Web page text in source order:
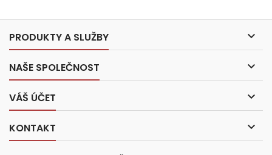
PRODUKTY A SLUŽBY 
NAŠE SPOLEČNOST 
VÁŠ ÚČET 
KONTAKT 